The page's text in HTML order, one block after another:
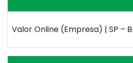
Valor Online (Empresa) | SP –